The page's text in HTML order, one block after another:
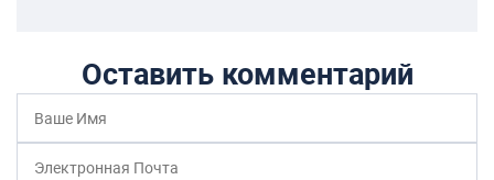
Оставить комментарий